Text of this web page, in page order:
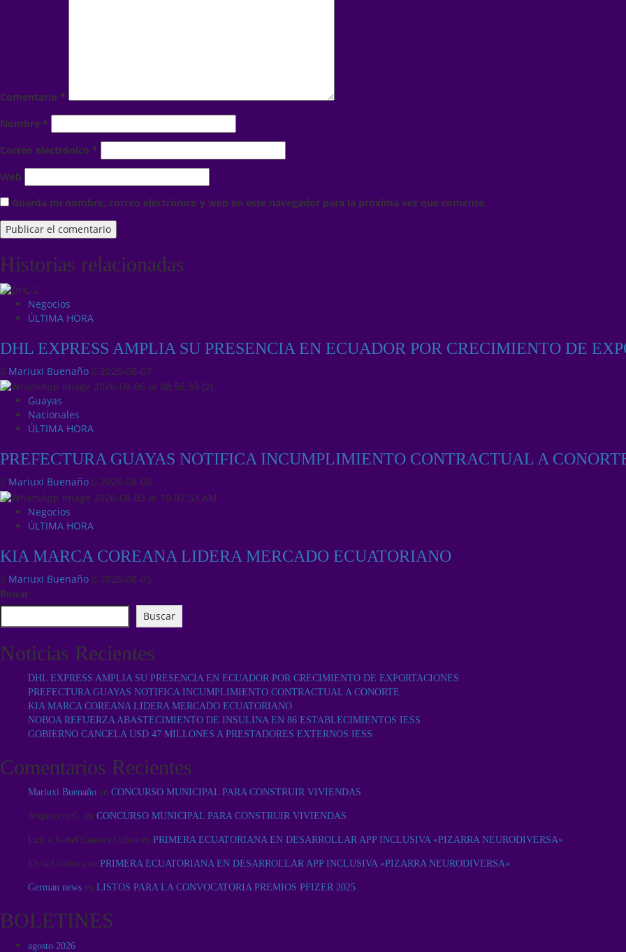
Comentario *
Nombre *
Correo electrónico *
Web
Guarda mi nombre, correo electrónico y web en este navegador para la próxima vez que comente.
Historias relacionadas
Negocios
ÚLTIMA HORA
DHL EXPRESS AMPLIA SU PRESENCIA EN ECUADOR POR CRECIMIENTO DE
Mariuxi Buenaño 2026-08-07
Guayas
Nacionales
ÚLTIMA HORA
PREFECTURA GUAYAS NOTIFICA INCUMPLIMIENTO CONTRACTUAL A
Mariuxi Buenaño 2026-08-06
Negocios
ÚLTIMA HORA
KIA MARCA COREANA LIDERA MERCADO ECUATORIANO
Mariuxi Buenaño 2026-08-05
Buscar
Buscar
Noticias Recientes
DHL EXPRESS AMPLIA SU PRESENCIA EN ECUADOR POR CRECIMIENTO DE EXPORTACIONES
PREFECTURA GUAYAS NOTIFICA INCUMPLIMIENTO CONTRACTUAL A CONORTE
KIA MARCA COREANA LIDERA MERCADO ECUATORIANO
NOBOA REFUERZA ABASTECIMIENTO DE INSULINA EN 86 ESTABLECIMIENTOS IESS
GOBIERNO CANCELA USD 47 MILLONES A PRESTADORES EXTERNOS IESS
Comentarios Recientes
Mariuxi Buenaño en CONCURSO MUNICIPAL PARA CONSTRUIR VIVIENDAS
Arquitecto C. en CONCURSO MUNICIPAL PARA CONSTRUIR VIVIENDAS
Luis e Isabel Casares Ochoa en PRIMERA ECUATORIANA EN DESARROLLAR APP INCLUSIVA «PIZARRA NEURODIVERSA»
Elvia Córdova en PRIMERA ECUATORIANA EN DESARROLLAR APP INCLUSIVA «PIZARRA NEURODIVERSA»
German news en LISTOS PARA LA CONVOCATORIA PREMIOS PFIZER 2025
BOLETINES
agosto 2026